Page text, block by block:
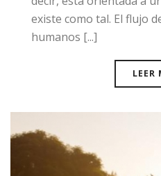
existe como tal. El flujo
humanos [...]
LEER